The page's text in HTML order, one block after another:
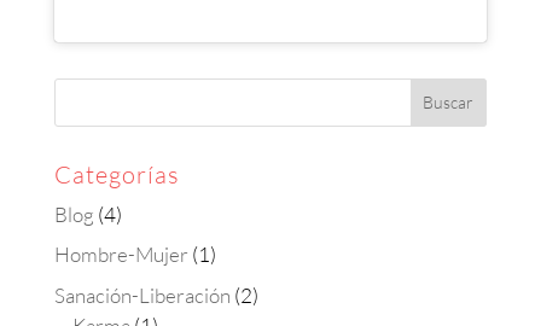
Categorías
Blog (4)
Hombre-Mujer (1)
Sanación-Liberación (2)